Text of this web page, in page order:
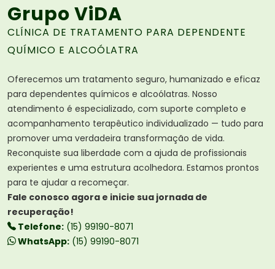
Grupo ViDA
CLÍNICA DE TRATAMENTO PARA DEPENDENTE
QUÍMICO E ALCOÓLATRA
Oferecemos um tratamento seguro, humanizado e eficaz
para dependentes químicos e alcoólatras. Nosso
atendimento é especializado, com suporte completo e
acompanhamento terapêutico individualizado — tudo para
promover uma verdadeira transformação de vida.
Reconquiste sua liberdade com a ajuda de profissionais
experientes e uma estrutura acolhedora. Estamos prontos
para te ajudar a recomeçar.
Fale conosco agora e inicie sua jornada de
recuperação!
Telefone: (15) 99190-8071
WhatsApp: (15) 99190-8071